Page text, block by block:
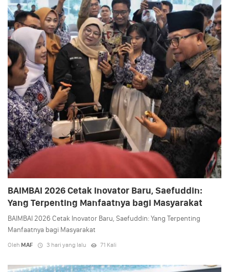
BAIMBAI 2026 Cetak Inovator Baru, Saefuddin:
Yang Terpenting Manfaatnya bagi Masyarakat
BAIMBAI 2026 Cetak Inovator Baru, Saefuddin: Yang Terpenting
Manfaatnya bagi Masyarakat
Oleh MAF 3 hari yang lalu 71 Kali